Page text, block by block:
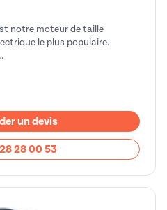
notre moteur de taille
le plus populaire.
un devis
28 00 53